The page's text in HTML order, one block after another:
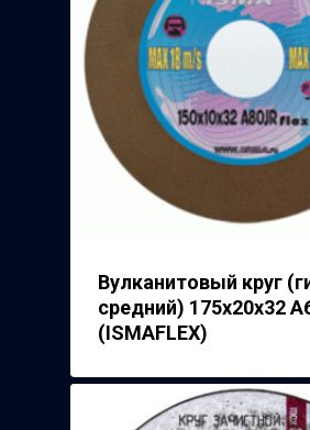
Вулканитовый круг
средний) 175х20х32
(ISMAFLEX)